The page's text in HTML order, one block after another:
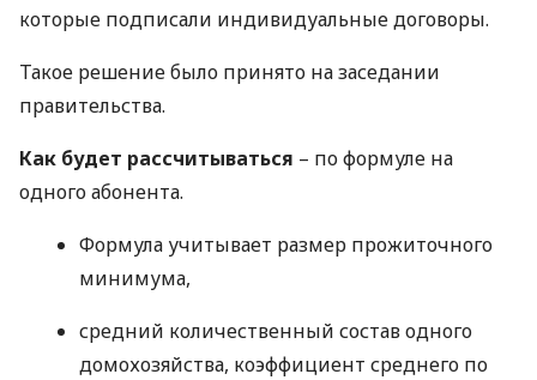
которые подписали индивидуальные договоры.
Такое решение было принято на заседании
правительства.
Как будет рассчитываться – по формуле на
одного абонента.
Формула учитывает размер прожиточного
минимума,
средний количественный состав одного
домохозяйства, коэффициент среднего по